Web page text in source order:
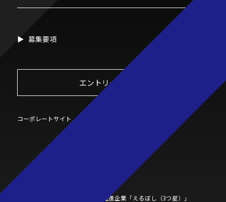
募集要項
エントリーフォーム
コーポレートサイト
女性活躍推進企業 「えるぼし（3つ星）」